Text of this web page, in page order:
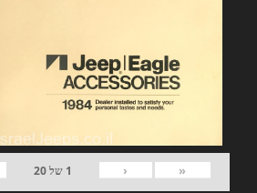
«
‹
1 של20